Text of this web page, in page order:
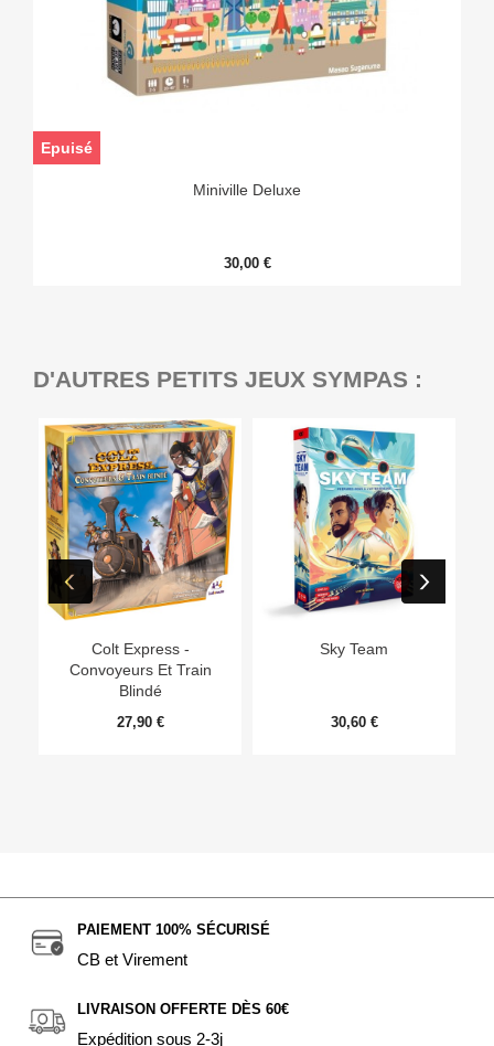
Miniville Deluxe
30,00 €
Epuisé
D'AUTRES PETITS JEUX SYMPAS :
Colt Express -
Convoyeurs Et Train
Blindé
27,90 €
Sky Team
30,60 €
PAIEMENT 100% SÉCURISÉ
CB et Virement
LIVRAISON OFFERTE DÈS 60€
Expédition sous 2-3j